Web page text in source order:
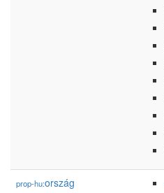
prop-hu:ország